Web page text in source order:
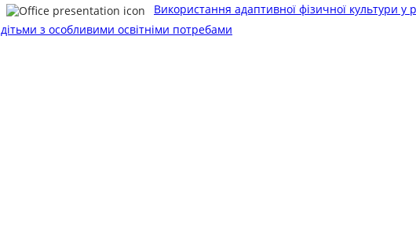
Використання адаптивної фізичної культури у
дітьми з особливими освітніми потребами